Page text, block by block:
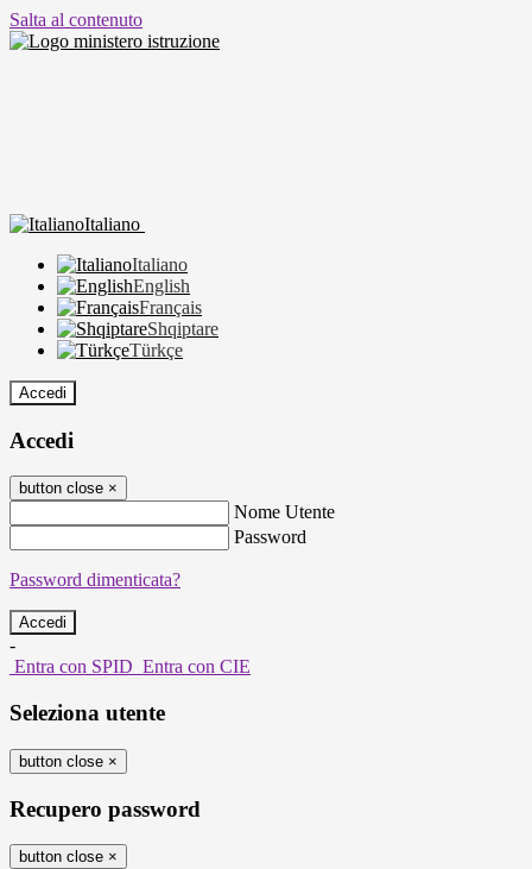
Salta al contenuto
Italiano
Italiano
English
Français
Shqiptare
Türkçe
Accedi
Accedi
button close ×
Nome Utente
Password
Password dimenticata?
-
Entra con SPID Entra con CIE
Seleziona utente
button close ×
Recupero password
button close ×